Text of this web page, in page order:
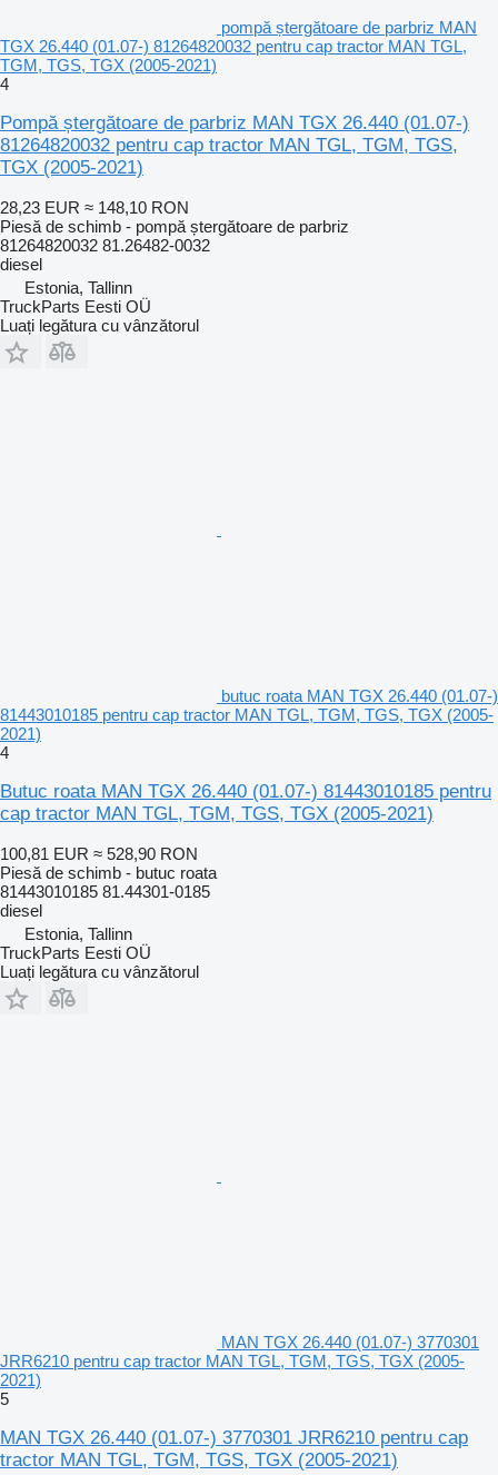
pompă ștergătoare de parbriz MAN
TGX 26.440 (01.07-) 81264820032 pentru cap tractor MAN TGL,
TGM, TGS, TGX (2005-2021)
4
Pompă ștergătoare de parbriz MAN TGX 26.440 (01.07-)
81264820032 pentru cap tractor MAN TGL, TGM, TGS,
TGX (2005-2021)
28,23 EUR ≈ 148,10 RON
Piesă de schimb - pompă ștergătoare de parbriz
81264820032 81.26482-0032
diesel
Estonia, Tallinn
TruckParts Eesti OÜ
Luați legătura cu vânzătorul
butuc roata MAN TGX 26.440 (01.07-)
81443010185 pentru cap tractor MAN TGL, TGM, TGS, TGX (2005-
2021)
4
Butuc roata MAN TGX 26.440 (01.07-) 81443010185 pentru
cap tractor MAN TGL, TGM, TGS, TGX (2005-2021)
100,81 EUR ≈ 528,90 RON
Piesă de schimb - butuc roata
81443010185 81.44301-0185
diesel
Estonia, Tallinn
TruckParts Eesti OÜ
Luați legătura cu vânzătorul
MAN TGX 26.440 (01.07-) 3770301
JRR6210 pentru cap tractor MAN TGL, TGM, TGS, TGX (2005-
2021)
5
MAN TGX 26.440 (01.07-) 3770301 JRR6210 pentru cap
tractor MAN TGL, TGM, TGS, TGX (2005-2021)